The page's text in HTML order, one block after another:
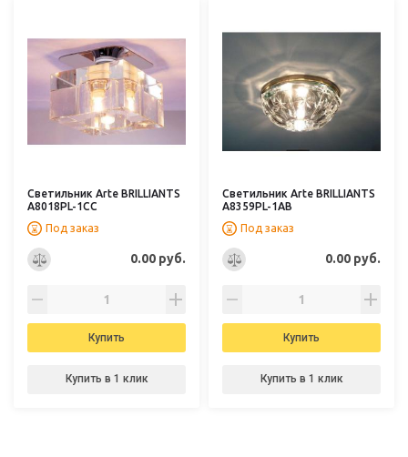
Светильник Arte BRILLIANTS
A8018PL-1CC
Под заказ
0.00 руб.
Купить
Купить в 1 клик
Светильник Arte BRILLIANTS
A8359PL-1AB
Под заказ
0.00 руб.
Купить
Купить в 1 клик